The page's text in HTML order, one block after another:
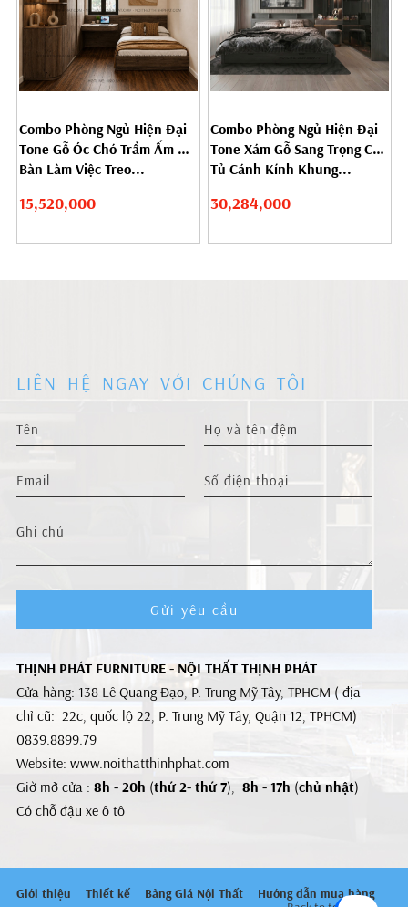
Combo Phòng Ngủ Hiện Đại
Tone Gỗ Óc Chó Trầm Ấm Có
Bàn Làm Việc Treo...
15,520,000
Combo Phòng Ngủ Hiện Đại
Tone Xám Gỗ Sang Trọng Có
Tủ Cánh Kính Khung...
30,284,000
LIÊN HỆ NGAY VỚI CHÚNG TÔI
Gửi yêu cầu
THỊNH PHÁT FURNITURE - NỘI THẤT THỊNH PHÁT
Cửa hàng: 138 Lê Quang Đạo, P. Trung Mỹ Tây, TPHCM ( địa
chỉ cũ: 22c, quốc lộ 22, P. Trung Mỹ Tây, Quận 12, TPHCM)
0839.8899.79
Website: www.noithatthinhphat.com
Giờ mở cửa : 8h - 20h (thứ 2- thứ 7), 8h - 17h (chủ nhật)
Có chỗ đậu xe ô tô
Giới thiệu Thiết kế Bảng Giá Nội Thất
Hướng dẫn mua hàng